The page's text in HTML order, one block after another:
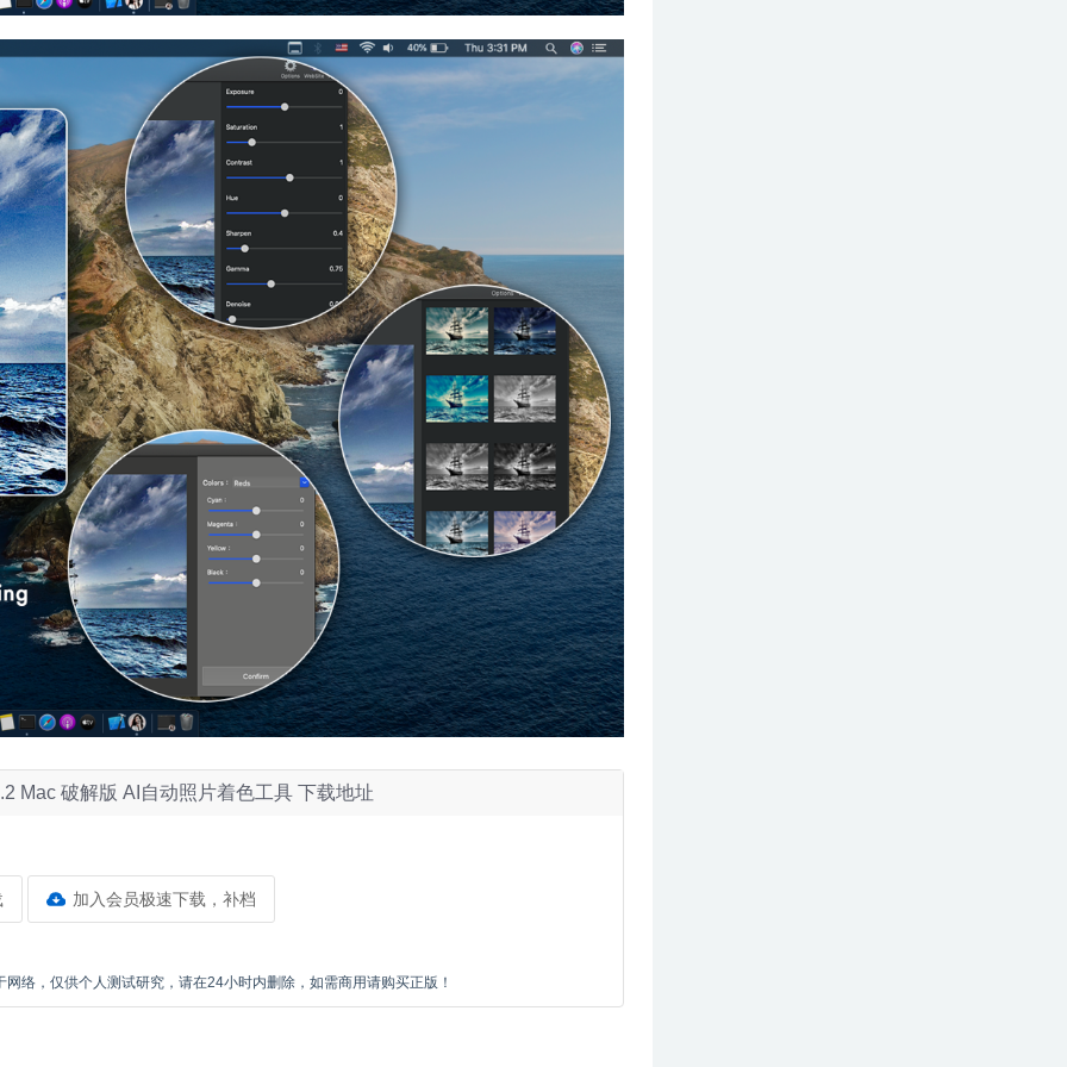
Mac 破解版 AI自动照片着色工具 下载地址
加入会员极速下载，补档
络，仅供个人测试研究，请在24小时内删除，如需商用请购买正版！